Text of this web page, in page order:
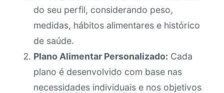
do seu perfil, considerando peso,
medidas, hábitos alimentares e histórico
de saúde.
Plano Alimentar Personalizado: Cada
plano é desenvolvido com base nas
necessidades individuais e nos objetivos